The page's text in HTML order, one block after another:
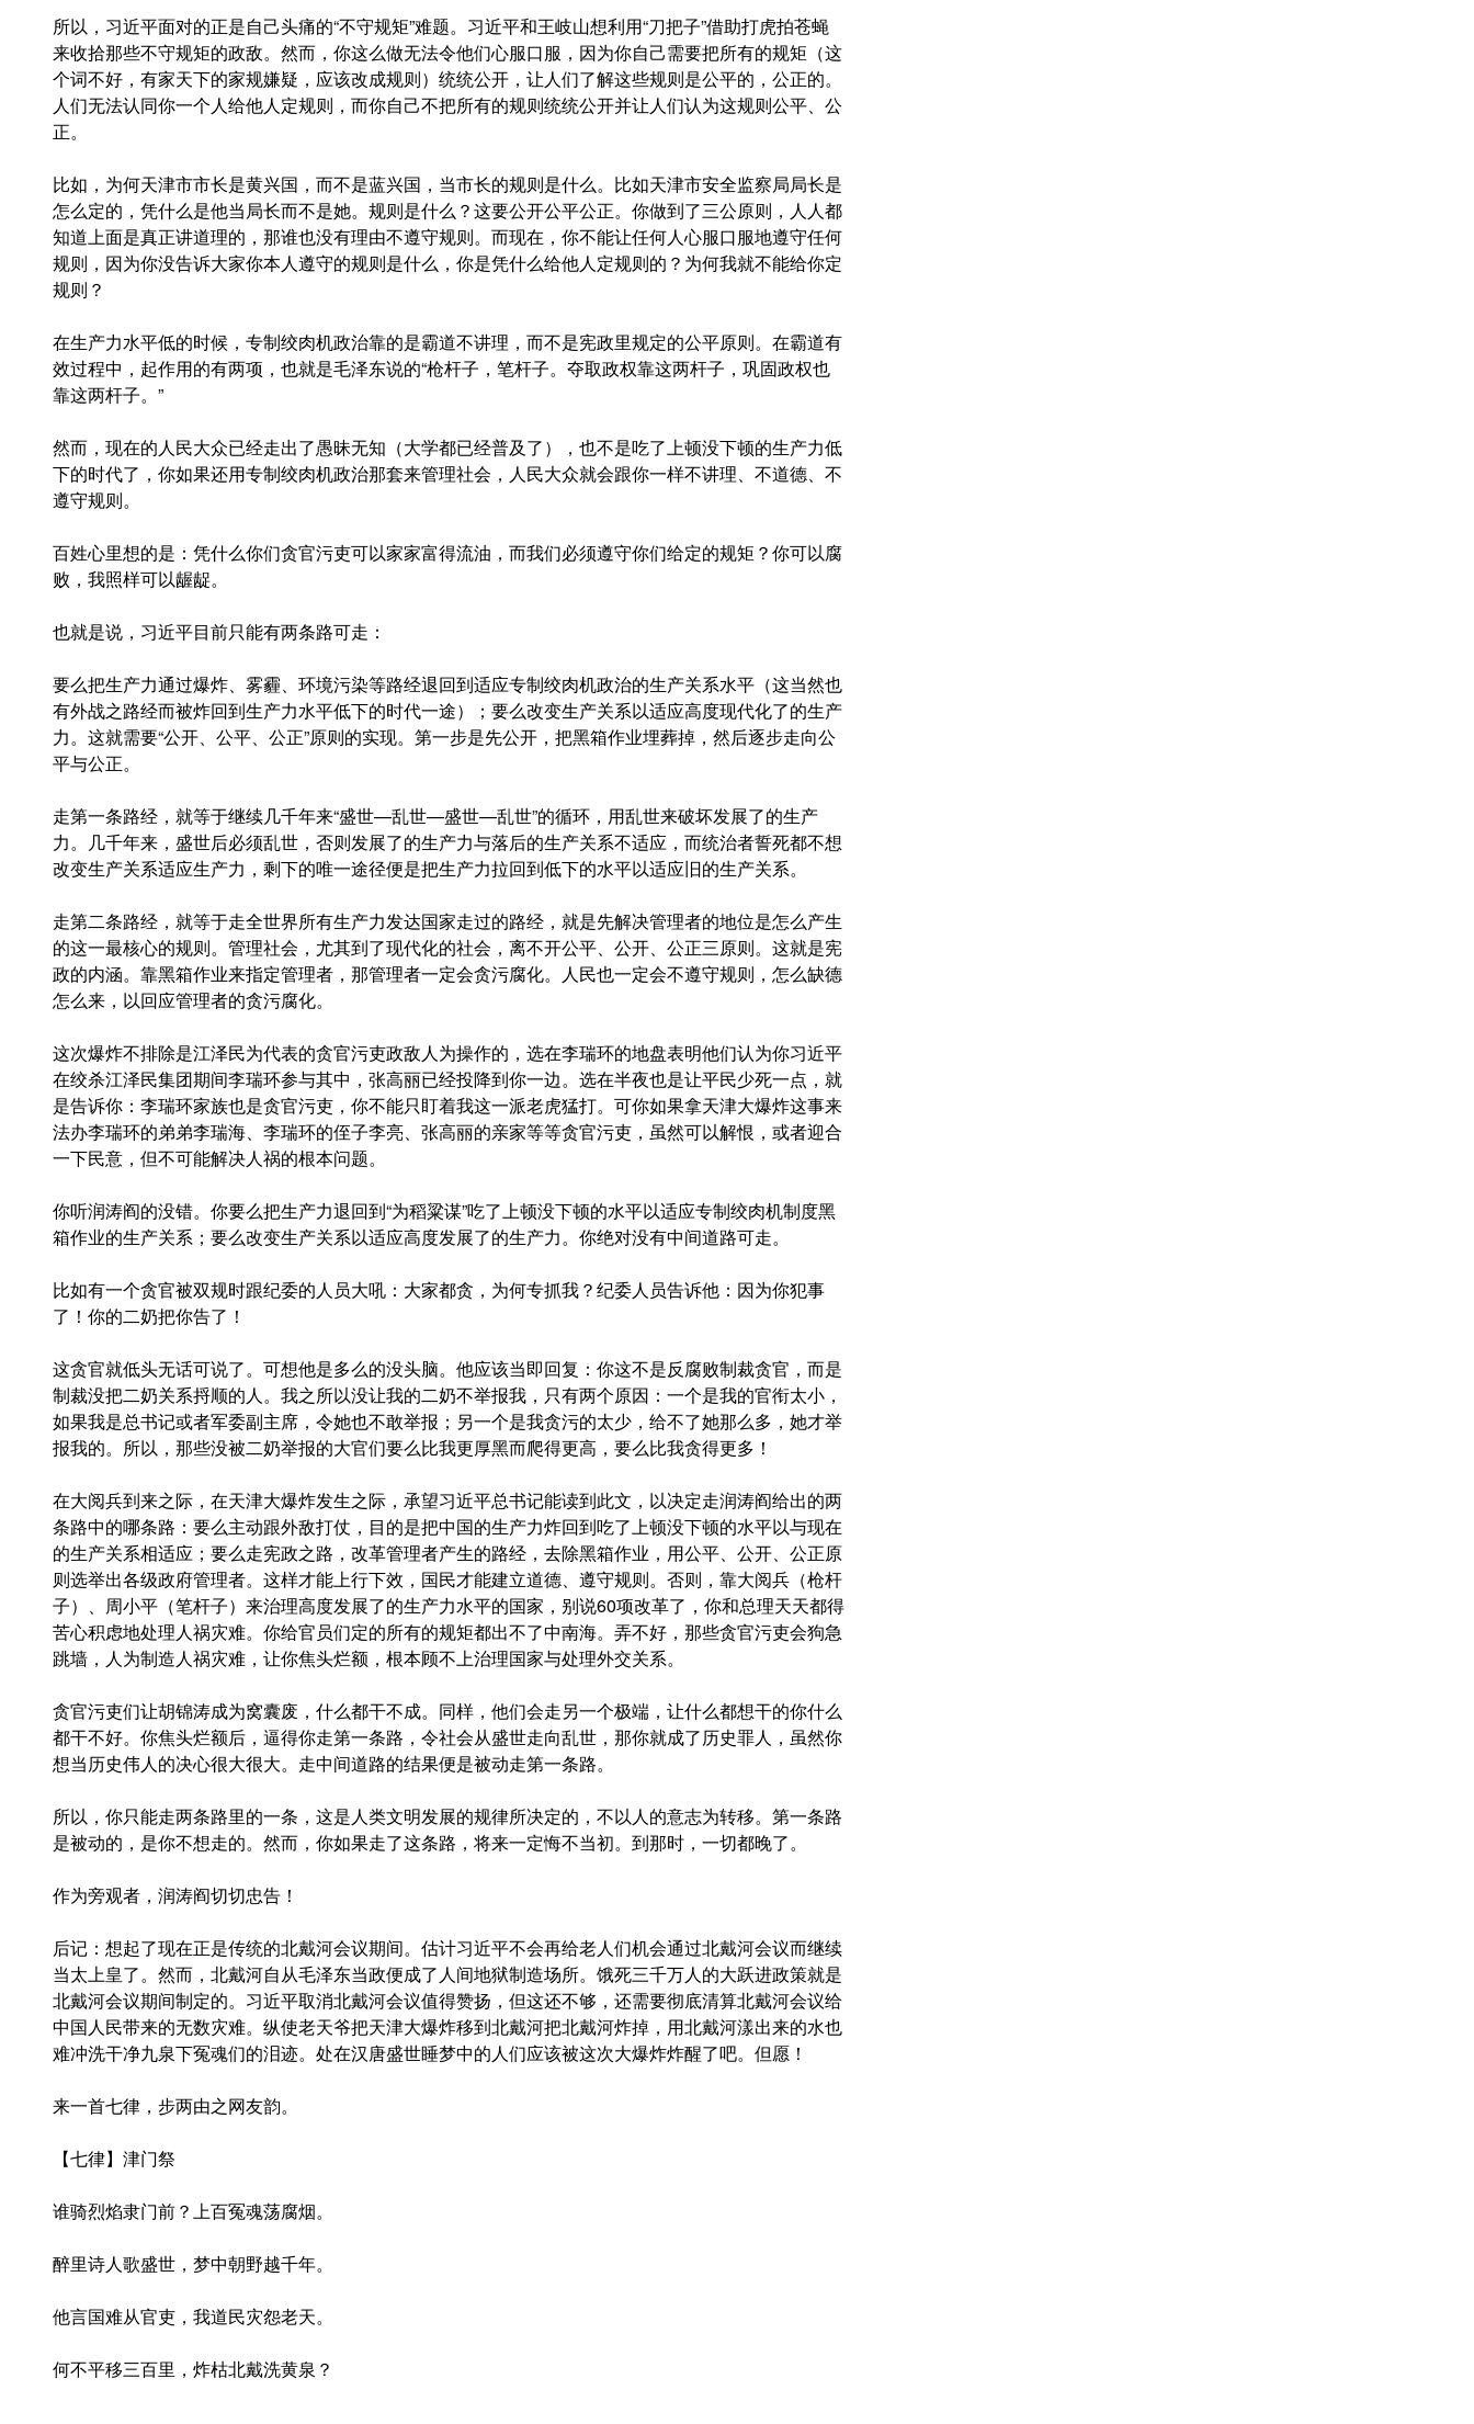
所以，习近平面对的正是自己头痛的“不守规矩”难题。习近平和王岐山想利用“刀把子”借助打虎拍苍蝇
来收拾那些不守规矩的政敌。然而，你这么做无法令他们心服口服，因为你自己需要把所有的规矩（这
个词不好，有家天下的家规嫌疑，应该改成规则）统统公开，让人们了解这些规则是公平的，公正的。
人们无法认同你一个人给他人定规则，而你自己不把所有的规则统统公开并让人们认为这规则公平、公
正。
比如，为何天津市市长是黄兴国，而不是蓝兴国，当市长的规则是什么。比如天津市安全监察局局长是
怎么定的，凭什么是他当局长而不是她。规则是什么？这要公开公平公正。你做到了三公原则，人人都
知道上面是真正讲道理的，那谁也没有理由不遵守规则。而现在，你不能让任何人心服口服地遵守任何
规则，因为你没告诉大家你本人遵守的规则是什么，你是凭什么给他人定规则的？为何我就不能给你定
规则？
在生产力水平低的时候，专制绞肉机政治靠的是霸道不讲理，而不是宪政里规定的公平原则。在霸道有
效过程中，起作用的有两项，也就是毛泽东说的“枪杆子，笔杆子。夺取政权靠这两杆子，巩固政权也
靠这两杆子。”
然而，现在的人民大众已经走出了愚昧无知（大学都已经普及了），也不是吃了上顿没下顿的生产力低
下的时代了，你如果还用专制绞肉机政治那套来管理社会，人民大众就会跟你一样不讲理、不道德、不
遵守规则。
百姓心里想的是：凭什么你们贪官污吏可以家家富得流油，而我们必须遵守你们给定的规矩？你可以腐
败，我照样可以龌龊。
也就是说，习近平目前只能有两条路可走：
要么把生产力通过爆炸、雾霾、环境污染等路经退回到适应专制绞肉机政治的生产关系水平（这当然也
有外战之路经而被炸回到生产力水平低下的时代一途）；要么改变生产关系以适应高度现代化了的生产
力。这就需要“公开、公平、公正”原则的实现。第一步是先公开，把黑箱作业埋葬掉，然后逐步走向公
平与公正。
走第一条路经，就等于继续几千年来“盛世—乱世—盛世—乱世”的循环，用乱世来破坏发展了的生产
力。几千年来，盛世后必须乱世，否则发展了的生产力与落后的生产关系不适应，而统治者誓死都不想
改变生产关系适应生产力，剩下的唯一途径便是把生产力拉回到低下的水平以适应旧的生产关系。
走第二条路经，就等于走全世界所有生产力发达国家走过的路经，就是先解决管理者的地位是怎么产生
的这一最核心的规则。管理社会，尤其到了现代化的社会，离不开公平、公开、公正三原则。这就是宪
政的内涵。靠黑箱作业来指定管理者，那管理者一定会贪污腐化。人民也一定会不遵守规则，怎么缺德
怎么来，以回应管理者的贪污腐化。
这次爆炸不排除是江泽民为代表的贪官污吏政敌人为操作的，选在李瑞环的地盘表明他们认为你习近平
在绞杀江泽民集团期间李瑞环参与其中，张高丽已经投降到你一边。选在半夜也是让平民少死一点，就
是告诉你：李瑞环家族也是贪官污吏，你不能只盯着我这一派老虎猛打。可你如果拿天津大爆炸这事来
法办李瑞环的弟弟李瑞海、李瑞环的侄子李亮、张高丽的亲家等等贪官污吏，虽然可以解恨，或者迎合
一下民意，但不可能解决人祸的根本问题。
你听润涛阎的没错。你要么把生产力退回到“为稻粱谋”吃了上顿没下顿的水平以适应专制绞肉机制度黑
箱作业的生产关系；要么改变生产关系以适应高度发展了的生产力。你绝对没有中间道路可走。
比如有一个贪官被双规时跟纪委的人员大吼：大家都贪，为何专抓我？纪委人员告诉他：因为你犯事
了！你的二奶把你告了！
这贪官就低头无话可说了。可想他是多么的没头脑。他应该当即回复：你这不是反腐败制裁贪官，而是
制裁没把二奶关系捋顺的人。我之所以没让我的二奶不举报我，只有两个原因：一个是我的官衔太小，
如果我是总书记或者军委副主席，令她也不敢举报；另一个是我贪污的太少，给不了她那么多，她才举
报我的。所以，那些没被二奶举报的大官们要么比我更厚黑而爬得更高，要么比我贪得更多！
在大阅兵到来之际，在天津大爆炸发生之际，承望习近平总书记能读到此文，以决定走润涛阎给出的两
条路中的哪条路：要么主动跟外敌打仗，目的是把中国的生产力炸回到吃了上顿没下顿的水平以与现在
的生产关系相适应；要么走宪政之路，改革管理者产生的路经，去除黑箱作业，用公平、公开、公正原
则选举出各级政府管理者。这样才能上行下效，国民才能建立道德、遵守规则。否则，靠大阅兵（枪杆
子）、周小平（笔杆子）来治理高度发展了的生产力水平的国家，别说60项改革了，你和总理天天都得
苦心积虑地处理人祸灾难。你给官员们定的所有的规矩都出不了中南海。弄不好，那些贪官污吏会狗急
跳墙，人为制造人祸灾难，让你焦头烂额，根本顾不上治理国家与处理外交关系。
贪官污吏们让胡锦涛成为窝囊废，什么都干不成。同样，他们会走另一个极端，让什么都想干的你什么
都干不好。你焦头烂额后，逼得你走第一条路，令社会从盛世走向乱世，那你就成了历史罪人，虽然你
想当历史伟人的决心很大很大。走中间道路的结果便是被动走第一条路。
所以，你只能走两条路里的一条，这是人类文明发展的规律所决定的，不以人的意志为转移。第一条路
是被动的，是你不想走的。然而，你如果走了这条路，将来一定悔不当初。到那时，一切都晚了。
作为旁观者，润涛阎切切忠告！
后记：想起了现在正是传统的北戴河会议期间。估计习近平不会再给老人们机会通过北戴河会议而继续
当太上皇了。然而，北戴河自从毛泽东当政便成了人间地狱制造场所。饿死三千万人的大跃进政策就是
北戴河会议期间制定的。习近平取消北戴河会议值得赞扬，但这还不够，还需要彻底清算北戴河会议给
中国人民带来的无数灾难。纵使老天爷把天津大爆炸移到北戴河把北戴河炸掉，用北戴河漾出来的水也
难冲洗干净九泉下冤魂们的泪迹。处在汉唐盛世睡梦中的人们应该被这次大爆炸炸醒了吧。但愿！
来一首七律，步两由之网友韵。
【七律】津门祭
谁骑烈焰隶门前？上百冤魂荡腐烟。
醉里诗人歌盛世，梦中朝野越千年。
他言国难从官吏，我道民灾怨老天。
何不平移三百里，炸枯北戴洗黄泉？